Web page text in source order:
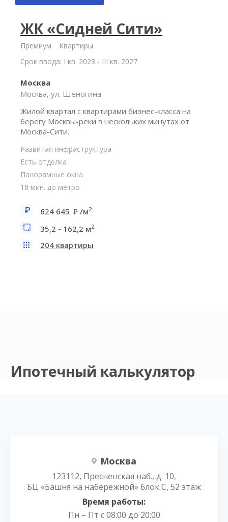
ЖК «Сидней Сити»
Премиум
Квартиры
Срок ввода: I кв. 2023 - III кв. 2027
Москва
Москва, ул. Шеногина
Жилой квартал с квартирами бизнес-класса на
берегу Москвы-реки в нескольких минутах от
Москва-Сити.
Развитая инфраструктура
Есть отделка
Панорамные окна
18 мин. до метро
624 645 /м2
35,2 - 162,2 м2
204 квартиры
Ипотечный калькулятор
Москва
123112, Пресненская наб., д. 10,
БЦ «Башня на набережной» блок С, 52 этаж
Время работы:
Пн – Пт с 08:00 до 20:00